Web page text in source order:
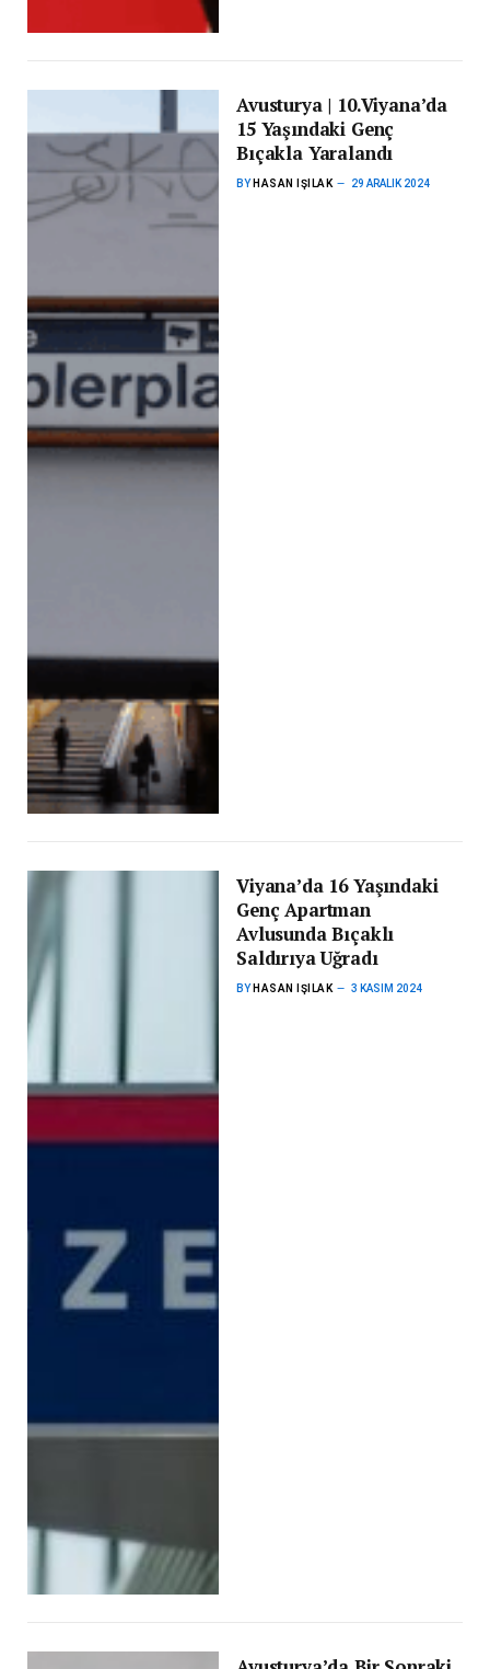
Avusturya | 10.Viyana’da
15 Yaşındaki Genç
Bıçakla Yaralandı
BY HASAN IŞILAK 29 ARALIK 2024
Viyana’da 16 Yaşındaki
Genç Apartman
Avlusunda Bıçaklı
Saldırıya Uğradı
BY HASAN IŞILAK 3 KASIM 2024